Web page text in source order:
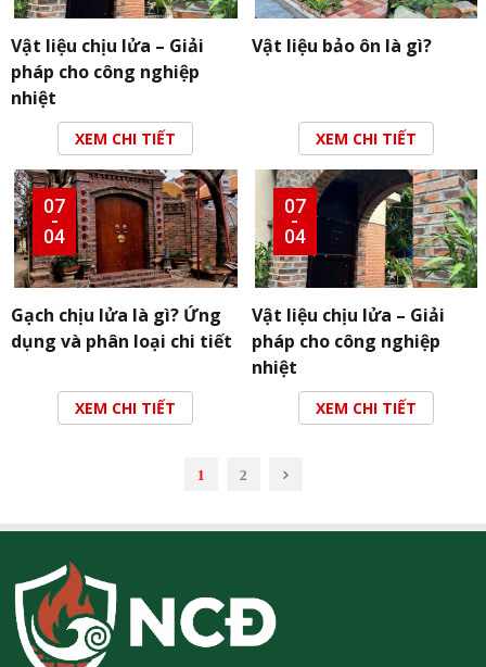
Vật liệu chịu lửa – Giải
pháp cho công nghiệp
nhiệt
XEM CHI TIẾT
Vật liệu bảo ôn là gì?
XEM CHI TIẾT
07
-
04
Gạch chịu lửa là gì? Ứng
dụng và phân loại chi tiết
XEM CHI TIẾT
07
-
04
Vật liệu chịu lửa – Giải
pháp cho công nghiệp
nhiệt
XEM CHI TIẾT
1 2